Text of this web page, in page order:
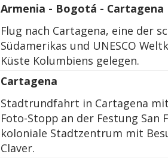
Armenia - Bogotá - Cartagena
Flug nach Cartagena, eine der
Südamerikas und UNESCO
Küste Kolumbiens gelegen.
Cartagena
Stadtrundfahrt in Cartagena
Foto-Stopp an der Festung San
koloniale Stadtzentrum mit
Claver.